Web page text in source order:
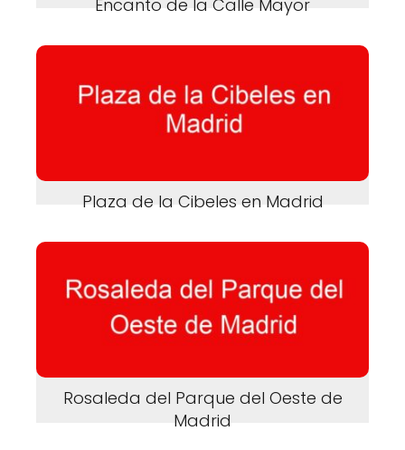
Encanto de la Calle Mayor
Plaza de la Cibeles en Madrid
Rosaleda del Parque del Oeste de
Madrid